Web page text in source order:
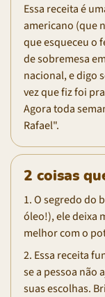
Essa receita é
americano (que
que esqueceu o
de sobremesa
nacional, e digo
vez que fiz foi
Agora toda
Rafael".
2 coisas
1. O segredo do
óleo!), ele deixa
melhor com o
2. Essa receita
se a pessoa não
suas escolhas.